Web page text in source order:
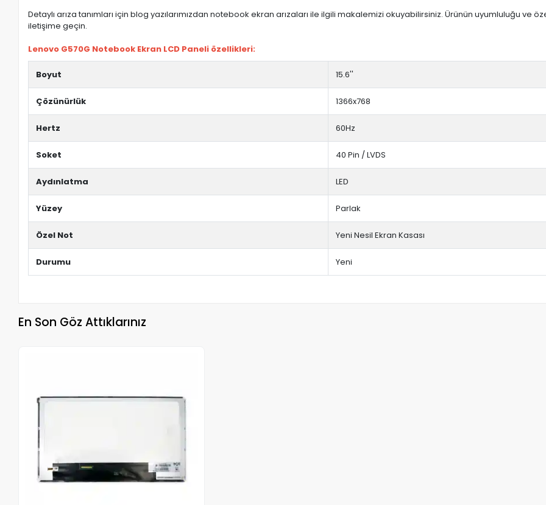
Detaylı arıza tanımları için blog yazılarımızdan notebook ekran arızaları ile ilgili makalemizi okuyabilirsiniz. Ürünün uyumluluğu
iletişime geçin.
Lenovo G570G Notebook Ekran LCD Paneli özellikleri:
Boyut 15.6''
Çözünürlük 1366x768
Hertz 60Hz
Soket 40 Pin / LVDS
Aydınlatma LED
Yüzey Parlak
Özel Not Yeni Nesil Ekran Kasası
Durumu Yeni
En Son Göz Attıklarınız